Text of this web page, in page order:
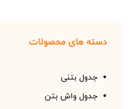
دسته های محصولات
جدول بتنی
جدول واش بتن